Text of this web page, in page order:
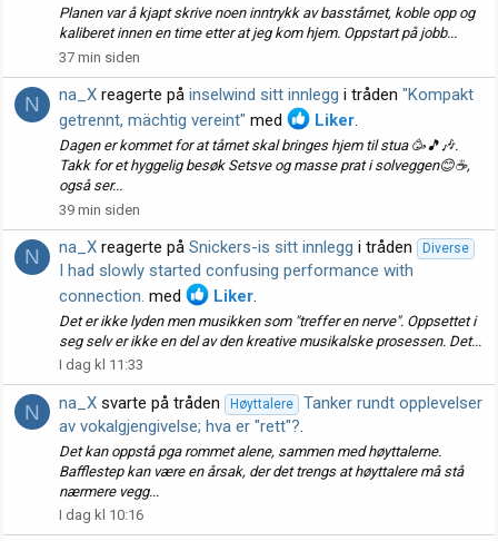
Planen var å kjapt skrive noen inntrykk av basstårnet, koble opp og
kaliberet innen en time etter at jeg kom hjem. Oppstart på jobb...
37 min siden
N na_X reagerte på inselwind sitt innlegg i tråden "Kompakt
getrennt, mächtig vereint" med Liker.
Dagen er kommet for at tårnet skal bringes hjem til stua 🥳🎵🎶.
Takk for et hyggelig besøk Setsve og masse prat i solveggen😊☕️,
også ser...
39 min siden
N na_X reagerte på Snickers-is sitt innlegg i tråden Diverse
I had slowly started confusing performance with
connection. med Liker.
Det er ikke lyden men musikken som "treffer en nerve". Oppsettet i
seg selv er ikke en del av den kreative musikalske prosessen. Det...
I dag kl 11:33
N na_X svarte på tråden Høyttalere
Tanker rundt opplevelser
av vokalgjengivelse; hva er "rett"?.
Det kan oppstå pga rommet alene, sammen med høyttalerne.
Bafflestep kan være en årsak, der det trengs at høyttalere må stå
nærmere vegg...
I dag kl 10:16